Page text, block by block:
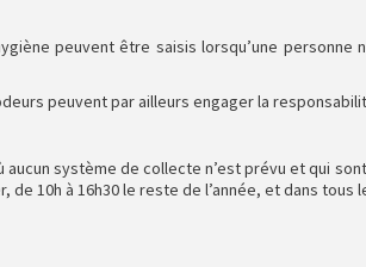
peuvent être saisis lorsqu’une
peuvent par ailleurs engager la
aucun système de collecte n’est prévu et qui
de 10h à 16h30 le reste de l’année, et dans tous